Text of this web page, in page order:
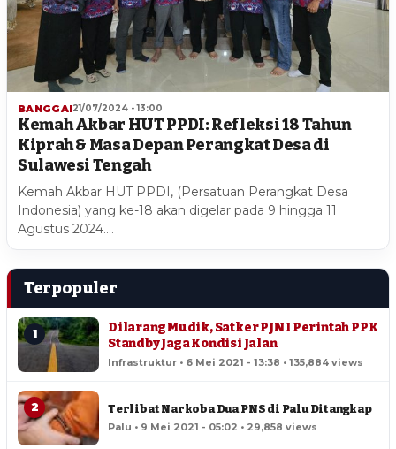
BANGGAI21/07/2024 - 13:00
Kemah Akbar HUT PPDI: Refleksi 18 Tahun
Kiprah & Masa Depan Perangkat Desa di
Sulawesi Tengah
Kemah Akbar HUT PPDI, (Persatuan Perangkat Desa
Indonesia) yang ke-18 akan digelar pada 9 hingga 11
Agustus 2024.…
Terpopuler
1
Dilarang Mudik, Satker PJN I Perintah PPK
Standby Jaga Kondisi Jalan
Infrastruktur • 6 Mei 2021 - 13:38 • 135,884 views
2 Terlibat Narkoba Dua PNS di Palu Ditangkap
Palu • 9 Mei 2021 - 05:02 • 29,858 views